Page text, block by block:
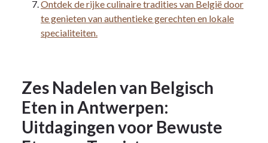
Ontdek de rijke culinaire tradities van België door
te genieten van authentieke gerechten en lokale
specialiteiten.
Zes Nadelen van Belgisch
Eten in Antwerpen:
Uitdagingen voor Bewuste